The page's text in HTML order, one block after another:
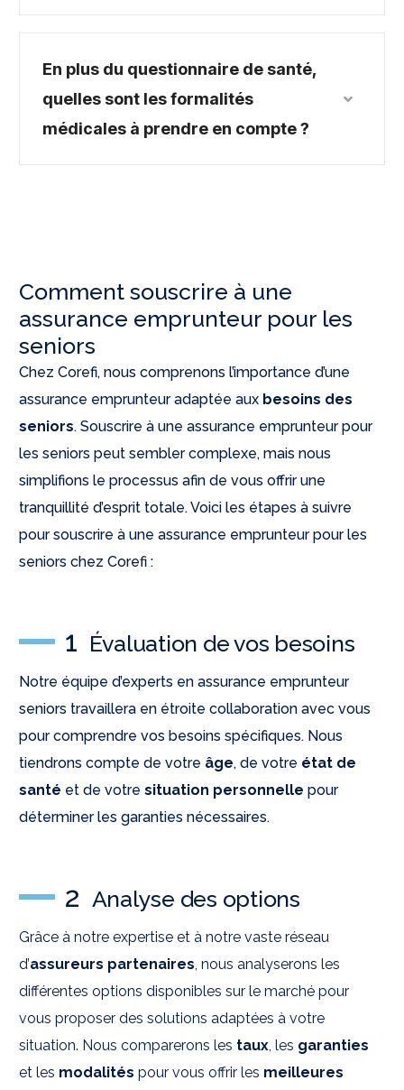
En plus du questionnaire de santé,
quelles sont les formalités
médicales à prendre en compte ?
Comment souscrire à une
assurance emprunteur pour les
seniors
Chez Corefi, nous comprenons l’importance d’une
assurance emprunteur adaptée aux besoins des
seniors. Souscrire à une assurance emprunteur pour
les seniors peut sembler complexe, mais nous
simplifions le processus afin de vous offrir une
tranquillité d’esprit totale. Voici les étapes à suivre
pour souscrire à une assurance emprunteur pour les
seniors chez Corefi :
1 Évaluation de vos besoins
Notre équipe d’experts en assurance emprunteur
seniors travaillera en étroite collaboration avec vous
pour comprendre vos besoins spécifiques. Nous
tiendrons compte de votre âge, de votre état de
santé et de votresituation personnelle pour
déterminer les garanties nécessaires.
2 Analyse des options
Grâce à notre expertise et à notre vaste réseau
d’assureurs partenaires, nous analyserons les
différentes options disponibles sur le marché pour
vous proposer des solutions adaptées à votre
situation. Nous comparerons les taux, les garanties
et les modalités pour vous offrir les meilleures